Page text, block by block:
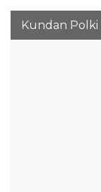
Kundan Polki